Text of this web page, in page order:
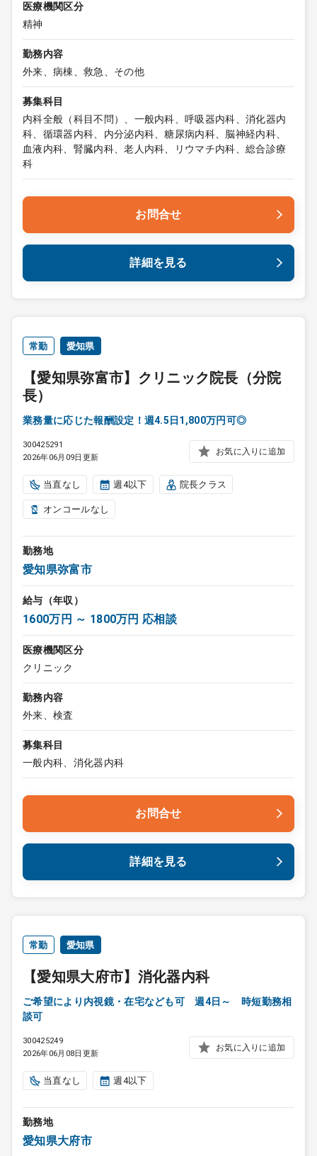
医療機関区分
精神
勤務内容
外来、病棟、救急、その他
募集科目
内科全般（科目不問）、一般内科、呼吸器内科、消化器内
科、循環器内科、内分泌内科、糖尿病内科、脳神経内科、
血液内科、腎臓内科、老人内科、リウマチ内科、総合診療
科
お問合せ
詳細を見る
常勤 愛知県
【愛知県弥富市】クリニック院長（分院
長）
業務量に応じた報酬設定！週4.5日1,800万円可◎
300425291
2026年06月09日更新
お気に入りに追加
当直なし 週4以下 院長クラス
オンコールなし
勤務地
愛知県弥富市
給与（年収）
1600万円 ～ 1800万円 応相談
医療機関区分
クリニック
勤務内容
外来、検査
募集科目
一般内科、消化器内科
お問合せ
詳細を見る
常勤 愛知県
【愛知県大府市】消化器内科
ご希望により内視鏡・在宅なども可 週4日～ 時短勤務相
談可
300425249
2026年06月08日更新
お気に入りに追加
当直なし 週4以下
勤務地
愛知県大府市